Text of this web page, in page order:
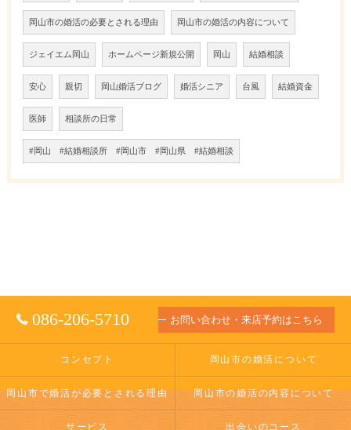
岡山市の婚活の必要とされる理由 岡山市の婚活の内容について
ジェイエム岡山 ホームページ新規公開 岡山 結婚相談
安心 親切 岡山婚活ブログ 婚活シニア 台風 結婚資金
医師 相談所の日常
#岡山 #結婚相談所 #岡山市 #岡山県 #結婚相談
086-206-5710 お問い合わせ・来店予約はこちら
コンセプト 岡山市の婚活について
岡山市で婚活が必要とされる理由 岡山市の婚活の内容について
サービス 出会いのコース